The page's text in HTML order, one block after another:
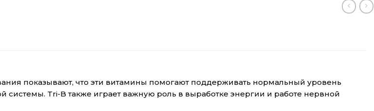
показывают, что эти витамины помогают поддерживать нормальный уровень
системы. Tri-B также играет важную роль в выработке энергии и работе нервной